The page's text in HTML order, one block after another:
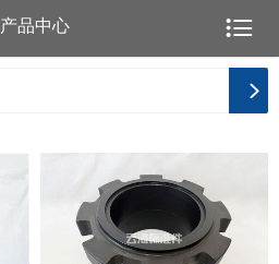
产品中心 
